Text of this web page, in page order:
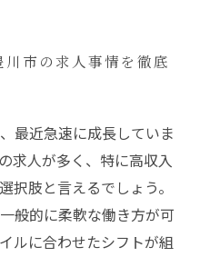
市の求人事情を徹底
最近急速に成長していま
求人が多く、特に高収入
択肢と言えるでしょう。
般的に柔軟な働き方が可
ルに合わせたシフトが組